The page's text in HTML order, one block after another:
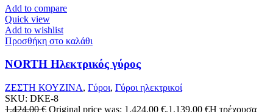
Add to compare
Quick view
Add to wishlist
Προσθήκη στο καλάθι
NORTH Ηλεκτρικός γύρος
ΖΕΣΤΗ ΚΟΥΖΙΝΑ, Γύροι, Γύροι ηλεκτρικοί
SKU: DKE-8
1.424,00€ Original price was: 1.424,00 €.1.139,00 €Η τρέχουσα